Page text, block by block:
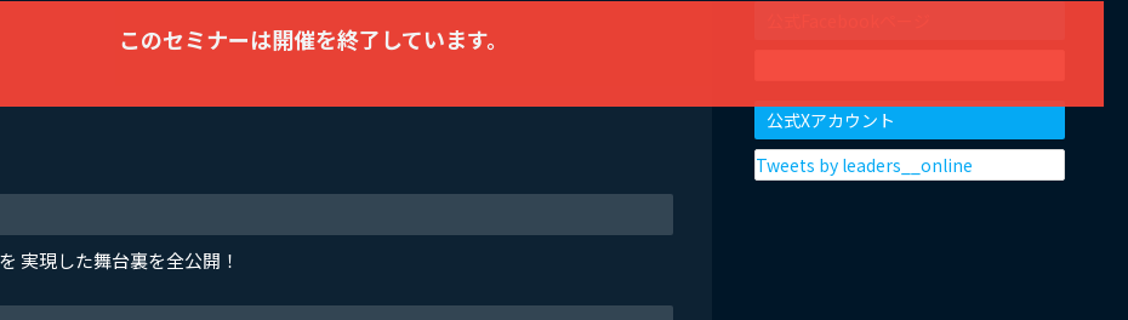
実現した舞台裏を全公開！
このセミナーは開催を終了しています。
公式Xアカウント
Tweets by leaders__online